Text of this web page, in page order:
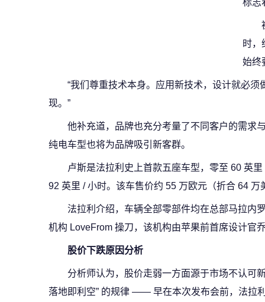
标志
时，
始终
“我们尊重技术本身。应用新技术，设计就必
现。”
他补充道，品牌也充分考量了不同客户的需求
纯电车型也将为品牌吸引新客群。
卢斯是法拉利史上首款五座车型，零至 60 英
92 英里 / 小时。该车售价约 55 万欧元（折合 64
法拉利介绍，车辆全部零部件均在总部马拉内
机构 LoveFrom 操刀，该机构由苹果前首席设计官
股价下跌原因分析
分析师认为，股价走弱一方面源于市场不认可
落地即利空” 的规律 —— 早在本次发布会前，法拉